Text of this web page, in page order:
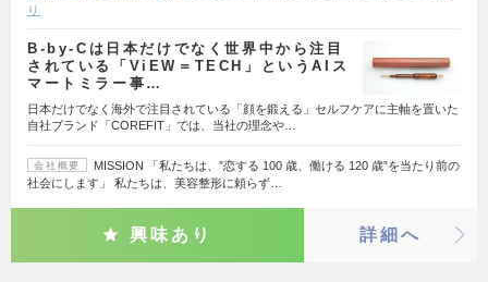
り
B-by-Cは日本だけでなく世界中から注目
されている「ViEW＝TECH」というAIス
マートミラー事…
日本だけでなく海外で注目されている「顔を鍛える」セルフケアに主軸を置いた
自社ブランド「COREFIT」では、当社の理念や…
会社概要
MISSION 「私たちは、”恋する 100 歳、働ける 120 歳”を当たり前の
社会にします」 私たちは、美容整形に頼らず…
興味あり 詳細へ